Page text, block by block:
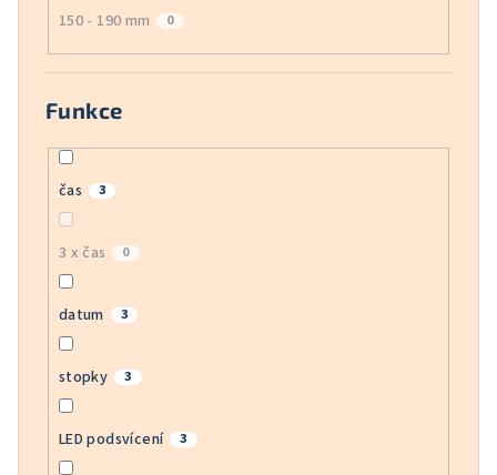
150 - 190 mm 0
Funkce
čas 3
3 x čas 0
datum 3
stopky 3
LED podsvícení 3